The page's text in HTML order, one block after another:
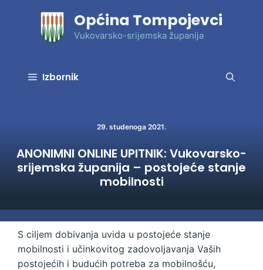
Općina Tompojevci
Vukovarsko-srijemska županija
Izbornik
29. studenoga 2021.
ANONIMNI ONLINE UPITNIK: Vukovarsko-
srijemska županija – postojeće stanje
mobilnosti
S ciljem dobivanja uvida u postojeće stanje
mobilnosti i učinkovitog zadovoljavanja Vaših
postojećih i budućih potreba za mobilnošću,